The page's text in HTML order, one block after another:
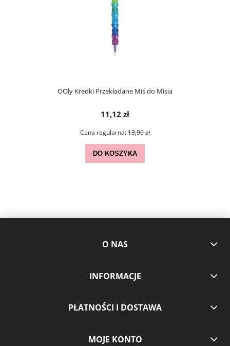
OOly Kredki Przekładane Miś do Misia
11,12 zł
Cena regularna:13,90 zł
DO KOSZYKA
O NAS
INFORMACJE
PŁATNOŚCI I DOSTAWA
MOJE KONTO